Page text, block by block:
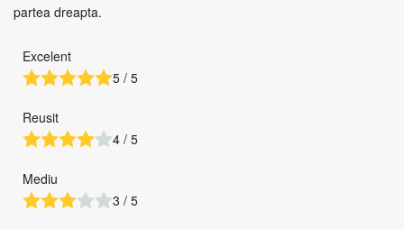
partea dreapta.
Excelent
5 / 5
Reusit
4 / 5
Mediu
3 / 5